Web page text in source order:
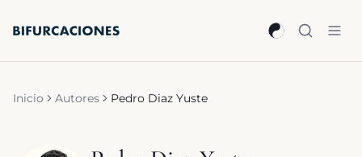
Inicio Autores Pedro Diaz Yuste